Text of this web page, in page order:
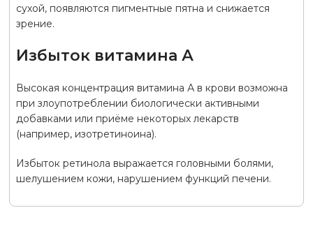
сухой, появляются пигментные пятна и снижается
зрение.
Избыток витамина А
Высокая концентрация витамина А в крови возможна
при злоупотреблении биологически активными
добавками или приёме некоторых лекарств
(например, изотретиноина).
Избыток ретинола выражается головными болями,
шелушением кожи, нарушением функций печени.